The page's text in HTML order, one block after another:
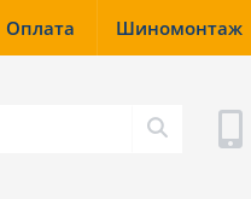
Оплата Шиномонтаж